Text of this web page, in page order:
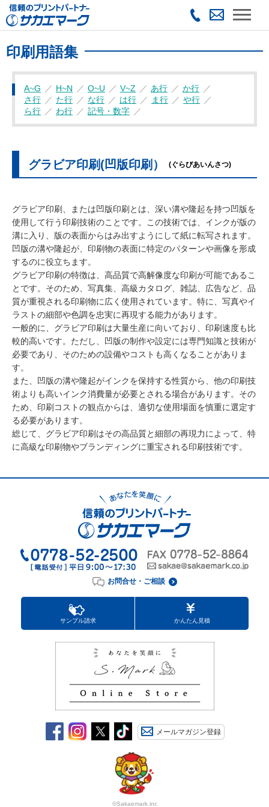
印刷用語集
A~G H~N O~U V~Z あ行
か行
さ行
た行 な行 は行 ま行
や行
ら行
わ行 記号・数字
グラビア印刷(凹版印刷） (ぐらびあいんさつ)
グラビア印刷、または凹版印刷とは、深い溝や隆起を持つ凹版を
使用して行う印刷技術のことです。この技術では、インクが版の
溝に入り、版の表面からはみ出すようにして紙に転写されます。
凹版の溝や隆起が、印刷物の表面に特定のパターンや画像を形成
するのに役立ちます。
グラビア印刷の特徴は、高品質で高解像度な印刷が可能であるこ
とです。そのため、写真集、高級カタログ、雑誌、広告など、品
質が重視される印刷物に広く使用されています。特に、写真やイ
ラストの細部や色調を忠実に再現する能力があります。
一般的に、グラビア印刷は大量生産に向いており、印刷速度も比
較的高いです。ただし、凹版の制作や設定には専門知識と技術が
必要であり、そのための設備やコストも高くなることがありま
す。
また、凹版の溝や隆起がインクを保持する性質から、他の印刷技
術よりも高いインク消費量が必要とされる場合があります。その
ため、印刷コストの観点からは、適切な使用場面を慎重に選定す
る必要があります。
総じて、グラビア印刷はその高品質と細部の再現力によって、特
に高級な印刷物やブランディングに重宝される印刷技術です。
お問合せ・ご相談
サンプル請求 かんたん見積
メールマガジン登録
©Sakaemark.inc